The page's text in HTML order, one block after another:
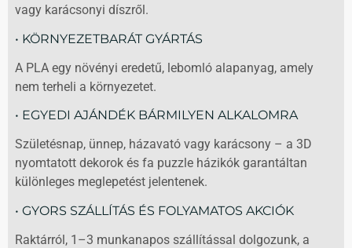
vagy karácsonyi díszről.
• KÖRNYEZETBARÁT GYÁRTÁS
A PLA egy növényi eredetű, lebomló alapanyag, amely
nem terheli a környezetet.
• EGYEDI AJÁNDÉK BÁRMILYEN ALKALOMRA
Születésnap, ünnep, házavató vagy karácsony – a 3D
nyomtatott dekorok és fa puzzle házikók garantáltan
különleges meglepetést jelentenek.
• GYORS SZÁLLÍTÁS ÉS FOLYAMATOS AKCIÓK
Raktárról, 1–3 munkanapos szállítással dolgozunk, a